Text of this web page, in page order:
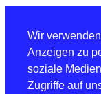
Wir
Anzeigen zu
soziale
Zugriffe auf